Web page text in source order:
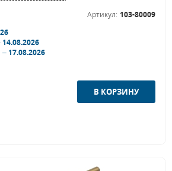
Артикул: 103-80009
14.08.2026
–17.08.2026